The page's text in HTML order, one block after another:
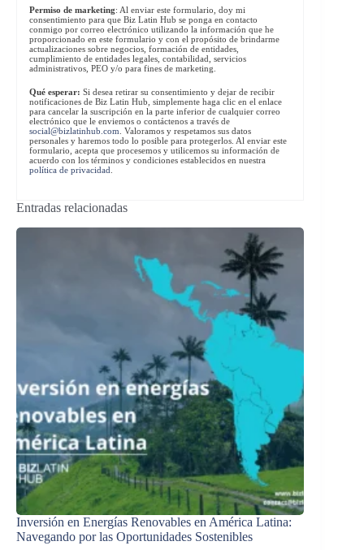
Permiso de marketing: Al enviar este formulario, doy mi
consentimiento para que Biz Latin Hub se ponga en contacto
conmigo por correo electrónico utilizando la información que he
proporcionado en este formulario y con el propósito de brindarme
actualizaciones sobre negocios, formación de entidades,
cumplimiento de entidades legales, contabilidad, servicios
administrativos, PEO y/o para fines de marketing.
Qué esperar: Si desea retirar su consentimiento y dejar de recibir
notificaciones de Biz Latin Hub, simplemente haga clic en el enlace
para cancelar la suscripción en la parte inferior de cualquier correo
electrónico que le enviemos o contáctenos a través de
social@bizlatinhub.com . Valoramos y respetamos sus datos
personales y haremos todo lo posible para protegerlos. Al enviar este
formulario, acepta que procesemos y utilicemos su información de
acuerdo con los términos y condiciones establecidos en nuestra
política de privacidad
Entradas relacionadas
Inversión en Energías Renovables en América Latina:
Navegando por las Oportunidades Sostenibles